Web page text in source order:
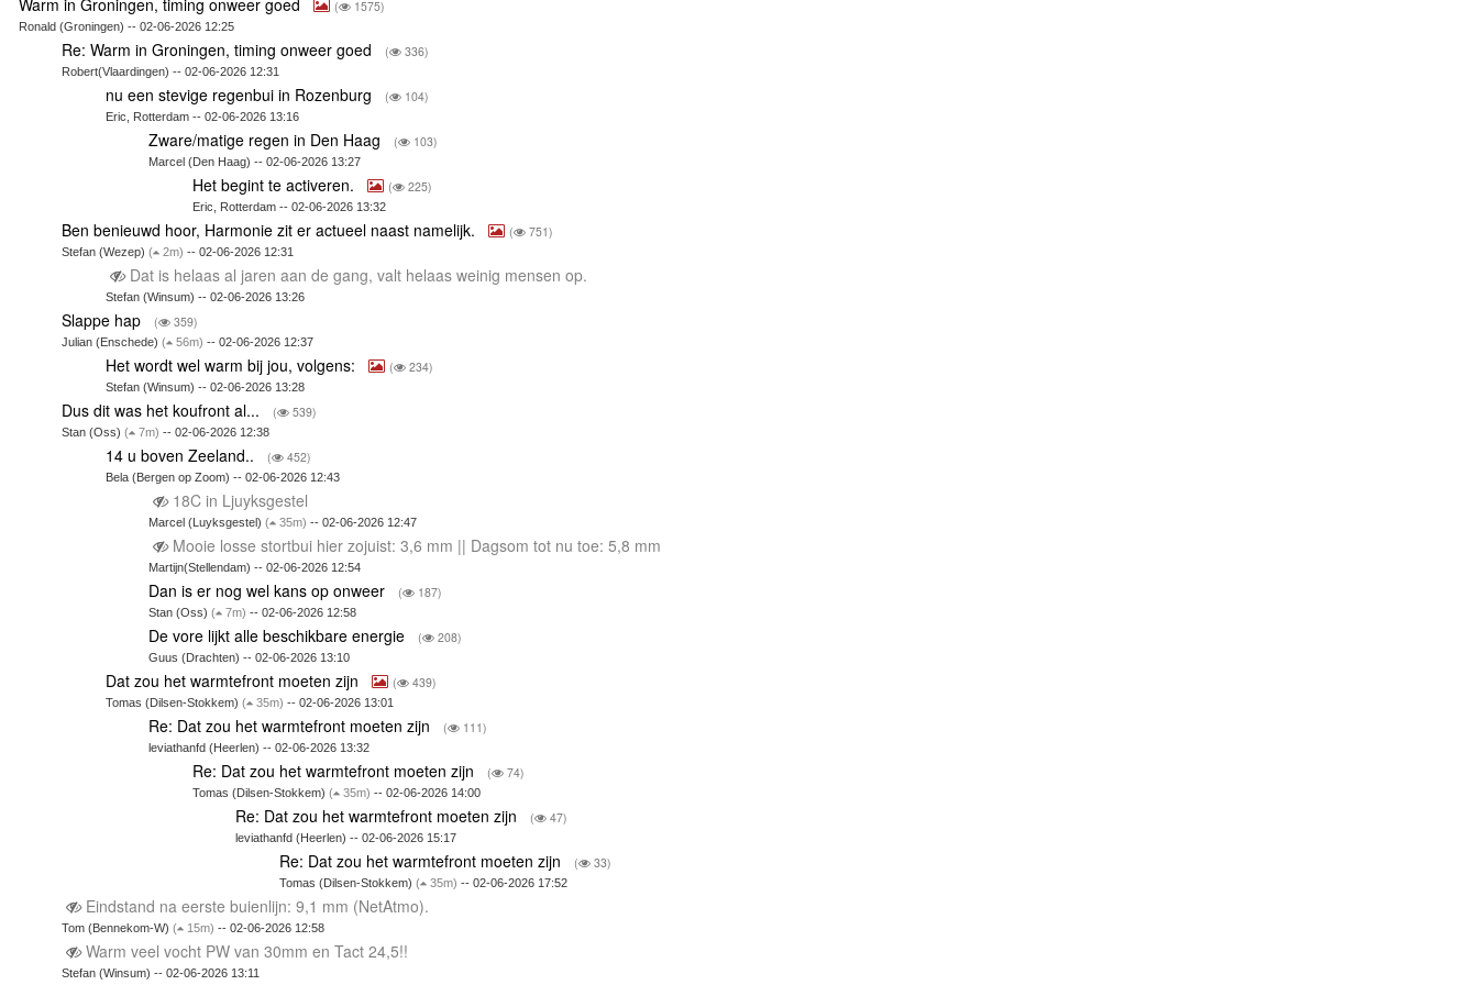
Warm in Groningen, timing onweer goed ( 1575)
Ronald (Groningen) -- 02-06-2026 12:25
Re: Warm in Groningen, timing onweer goed ( 336)
Robert(Vlaardingen) -- 02-06-2026 12:31
nu een stevige regenbui in Rozenburg ( 104)
Eric, Rotterdam -- 02-06-2026 13:16
Zware/matige regen in Den Haag ( 103)
Marcel (Den Haag) -- 02-06-2026 13:27
Het begint te activeren. ( 225)
Eric, Rotterdam -- 02-06-2026 13:32
Ben benieuwd hoor, Harmonie zit er actueel naast namelijk. ( 751)
Stefan (Wezep)( 2m) -- 02-06-2026 12:31
Dat is helaas al jaren aan de gang, valt helaas weinig mensen op.
Stefan (Winsum) -- 02-06-2026 13:26
Slappe hap ( 359)
Julian (Enschede)( 56m) -- 02-06-2026 12:37
Het wordt wel warm bij jou, volgens: ( 234)
Stefan (Winsum) -- 02-06-2026 13:28
Dus dit was het koufront al... ( 539)
Stan (Oss)( 7m) -- 02-06-2026 12:38
14 u boven Zeeland.. ( 452)
Bela (Bergen op Zoom) -- 02-06-2026 12:43
18C in Ljuyksgestel
Marcel (Luyksgestel)( 35m) -- 02-06-2026 12:47
Mooie losse stortbui hier zojuist: 3,6 mm || Dagsom tot nu toe: 5,8 mm
Martijn(Stellendam) -- 02-06-2026 12:54
Dan is er nog wel kans op onweer ( 187)
Stan (Oss)( 7m) -- 02-06-2026 12:58
De vore lijkt alle beschikbare energie ( 208)
Guus (Drachten) -- 02-06-2026 13:10
Dat zou het warmtefront moeten zijn ( 439)
Tomas (Dilsen-Stokkem) ( 35m) -- 02-06-2026 13:01
Re: Dat zou het warmtefront moeten zijn ( 111)
leviathanfd (Heerlen) -- 02-06-2026 13:32
Re: Dat zou het warmtefront moeten zijn ( 74)
Tomas (Dilsen-Stokkem) ( 35m) -- 02-06-2026 14:00
Re: Dat zou het warmtefront moeten zijn ( 47)
leviathanfd (Heerlen) -- 02-06-2026 15:17
Re: Dat zou het warmtefront moeten zijn ( 33)
Tomas (Dilsen-Stokkem) ( 35m) -- 02-06-2026 17:52
Eindstand na eerste buienlijn: 9,1 mm (NetAtmo).
Tom (Bennekom-W)( 15m) -- 02-06-2026 12:58
Warm veel vocht PW van 30mm en Tact 24,5!!
Stefan (Winsum) -- 02-06-2026 13:11